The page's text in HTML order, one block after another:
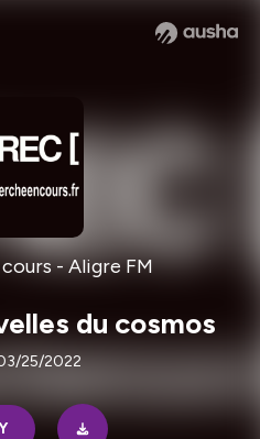
- Aligre FM
du cosmos
25/2022